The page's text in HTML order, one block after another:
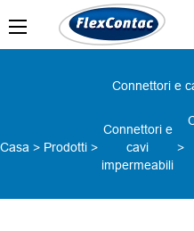
Connettori e
Casa > Prodotti >
Connettori e
cavi
impermeabili
>